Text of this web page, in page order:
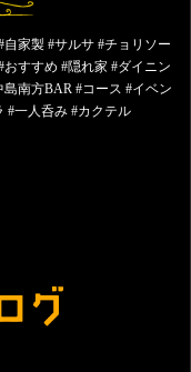
家製 #サルサ #チョリソー
すすめ #隠れ家 #ダイニン
南方BAR #コース #イベン
#一人呑み #カクテル